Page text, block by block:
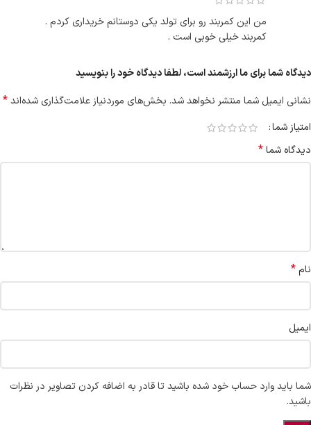
من این کمربند رو برای تولد یکی دوستانم خریداری کردم .
کمربند خیلی خوبی است .
دیدگاه شما برای ما ارزشمند است، لطفا دیدگاه خود را بنویسید
نشانی ایمیل شما منتشر نخواهد شد. بخش‌های موردنیاز علامت‌گذاری شده‌اند*
امتیاز شما
دیدگاه شما*
نام*
ایمیل
شما باید وارد حساب خود شده باشید تا قادر به اضافه کردن تصاویر در نظرات
باشید.